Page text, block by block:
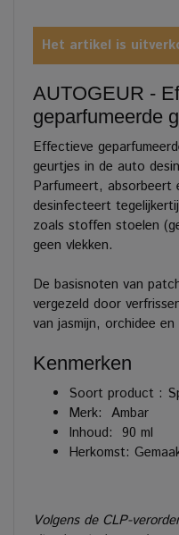
Het artikel is
AUTOGEUR -
geparfumeerde
Effectieve
geurtjes in de auto
Parfumeert, absorbeert
desinfecteert
zoals stoffen stoelen
geen vlekken.
De basisnoten van
vergezeld door
van jasmijn, orchidee
Kenmerken
Soort product :
Merk: Ambar
Inhoud: 90 ml
Herkomst:
Volgens de CLP-